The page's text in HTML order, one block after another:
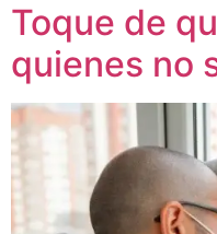
Toque de
quienes no